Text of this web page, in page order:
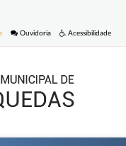
Acessibilidade
Ouvidoria